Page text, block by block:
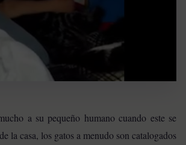
a su pequeño humano cuando este se
la casa, los gatos a menudo son catalogados